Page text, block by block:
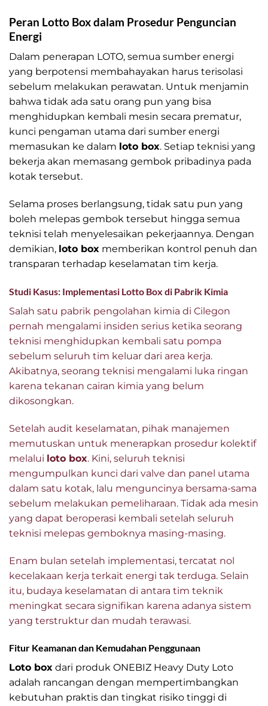
Peran Lotto Box dalam Prosedur Penguncian
Energi
Dalam penerapan LOTO, semua sumber energi
yang berpotensi membahayakan harus terisolasi
sebelum melakukan perawatan. Untuk menjamin
bahwa tidak ada satu orang pun yang bisa
menghidupkan kembali mesin secara prematur,
kunci pengaman utama dari sumber energi
memasukan ke dalam loto box. Setiap teknisi yang
bekerja akan memasang gembok pribadinya pada
kotak tersebut.
Selama proses berlangsung, tidak satu pun yang
boleh melepas gembok tersebut hingga semua
teknisi telah menyelesaikan pekerjaannya. Dengan
demikian, loto box memberikan kontrol penuh dan
transparan terhadap keselamatan tim kerja.
Studi Kasus: Implementasi Lotto Box di Pabrik Kimia
Salah satu pabrik pengolahan kimia di Cilegon
pernah mengalami insiden serius ketika seorang
teknisi menghidupkan kembali satu pompa
sebelum seluruh tim keluar dari area kerja.
Akibatnya, seorang teknisi mengalami luka ringan
karena tekanan cairan kimia yang belum
dikosongkan.
Setelah audit keselamatan, pihak manajemen
memutuskan untuk menerapkan prosedur kolektif
melalui loto box. Kini, seluruh teknisi
mengumpulkan kunci dari valve dan panel utama
dalam satu kotak, lalu menguncinya bersama-sama
sebelum melakukan pemeliharaan. Tidak ada mesin
yang dapat beroperasi kembali setelah seluruh
teknisi melepas gemboknya masing-masing.
Enam bulan setelah implementasi, tercatat nol
kecelakaan kerja terkait energi tak terduga. Selain
itu, budaya keselamatan di antara tim teknik
meningkat secara signifikan karena adanya sistem
yang terstruktur dan mudah terawasi.
Fitur Keamanan dan Kemudahan Penggunaan
Loto box dari produk ONEBIZ Heavy Duty Loto
adalah rancangan dengan mempertimbangkan
kebutuhan praktis dan tingkat risiko tinggi di